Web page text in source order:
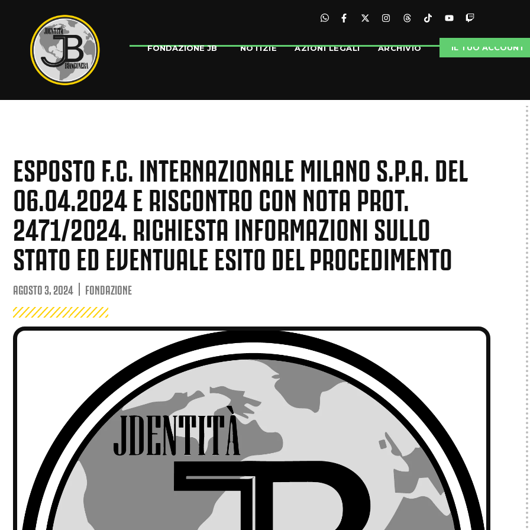
FONDAZIONE JB NOTIZIE AZIONI LEGALI ARCHIVIO IL TUO ACCOUNT
ESPOSTO F.C. INTERNAZIONALE MILANO S.P.A. DEL
06.04.2024 E RISCONTRO CON NOTA PROT.
2471/2024. RICHIESTA INFORMAZIONI SULLO
STATO ED EVENTUALE ESITO DEL PROCEDIMENTO
AGOSTO 3, 2024 FONDAZIONE